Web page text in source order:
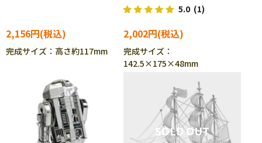
2,156円
完成サイズ：高さ約117mm
5.0 (1)
2,002円
完成サイズ：
142.5×175×48mm